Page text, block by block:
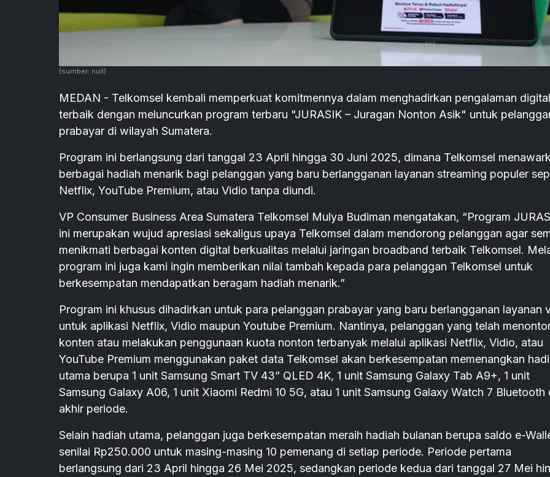
(sumber: null)
MEDAN - Telkomsel kembali memperkuat komitmennya dalam menghadirkan pengalaman digital
terbaik dengan meluncurkan program terbaru "JURASIK – Juragan Nonton Asik" untuk
prabayar di wilayah Sumatera.
Program ini berlangsung dari tanggal 23 April hingga 30 Juni 2025, dimana Telkomsel
berbagai hadiah menarik bagi pelanggan yang baru berlangganan layanan streaming populer
Netflix, YouTube Premium, atau Vidio tanpa diundi.
VP Consumer Business Area Sumatera Telkomsel Mulya Budiman mengatakan, “Program
ini merupakan wujud apresiasi sekaligus upaya Telkomsel dalam mendorong pelanggan agar
menikmati berbagai konten digital berkualitas melalui jaringan broadband terbaik Telkomsel.
program ini juga kami ingin memberikan nilai tambah kepada para pelanggan Telkomsel untuk
berkesempatan mendapatkan beragam hadiah menarik.”
Program ini khusus dihadirkan untuk para pelanggan prabayar yang baru berlangganan layanan
untuk aplikasi Netflix, Vidio maupun Youtube Premium. Nantinya, pelanggan yang telah
konten atau melakukan penggunaan kuota nonton terbanyak melalui aplikasi Netflix, Vidio, atau
YouTube Premium menggunakan paket data Telkomsel akan berkesempatan memenangkan
utama berupa 1 unit Samsung Smart TV 43” QLED 4K, 1 unit Samsung Galaxy Tab A9+, 1 unit
Samsung Galaxy A06, 1 unit Xiaomi Redmi 10 5G, atau 1 unit Samsung Galaxy Watch 7 Bluetooth
akhir periode.
Selain hadiah utama, pelanggan juga berkesempatan meraih hadiah bulanan berupa saldo e-
senilai Rp250.000 untuk masing-masing 10 pemenang di setiap periode. Periode pertama
berlangsung dari 23 April hingga 26 Mei 2025, sedangkan periode kedua dari tanggal 27 Mei